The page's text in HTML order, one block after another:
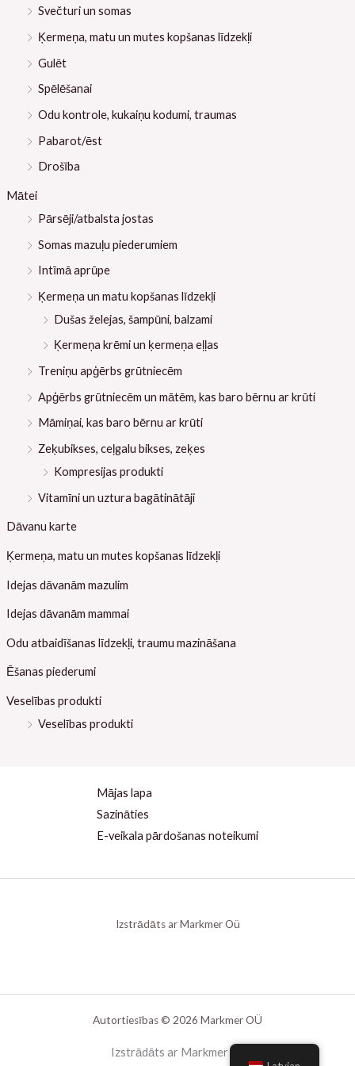
Svečturi un somas
Ķermeņa, matu un mutes kopšanas līdzekļi
Gulēt
Spēlēšanai
Odu kontrole, kukaiņu kodumi, traumas
Pabarot/ēst
Drošība
Mātei
Pārsēji/atbalsta jostas
Somas mazuļu piederumiem
Intīmā aprūpe
Ķermeņa un matu kopšanas līdzekļi
Dušas želejas, šampūni, balzami
Ķermeņa krēmi un ķermeņa eļļas
Treniņu apģērbs grūtniecēm
Apģērbs grūtniecēm un mātēm, kas baro bērnu ar krūti
Māmiņai, kas baro bērnu ar krūti
Zeķubikses, ceļgalu bikses, zeķes
Kompresijas produkti
Vitamīni un uztura bagātinātāji
Dāvanu karte
Ķermeņa, matu un mutes kopšanas līdzekļi
Idejas dāvanām mazulim
Idejas dāvanām mammai
Odu atbaidīšanas līdzekļi, traumu mazināšana
Ēšanas piederumi
Veselības produkti
Veselības produkti
Mājas lapa
Sazināties
E-veikala pārdošanas noteikumi
Izstrādāts ar Markmer Oü
Autortiesības © 2026 Markmer OÜ
Izstrādāts ar Markmer oü